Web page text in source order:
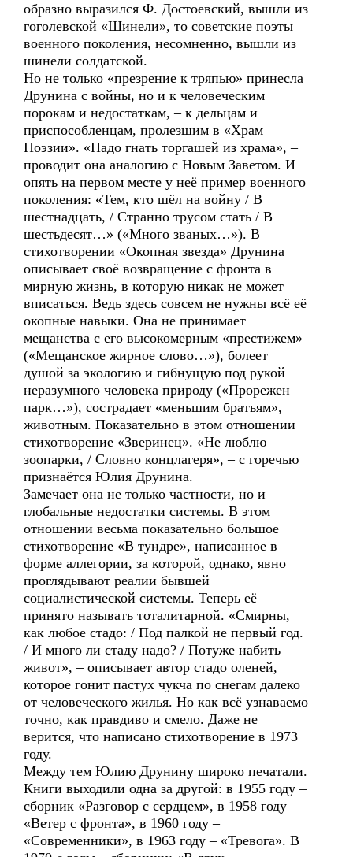
образно выразился Ф. Достоевский, вышли из
гоголевской «Шинели», то советские поэты
военного поколения, несомненно, вышли из
шинели солдатской.
Но не только «презрение к тряпью» принесла
Друнина с войны, но и к человеческим
порокам и недостаткам, – к дельцам и
приспособленцам, пролезшим в «Храм
Поэзии». «Надо гнать торгашей из храма», –
проводит она аналогию с Новым Заветом. И
опять на первом месте у неё пример военного
поколения: «Тем, кто шёл на войну / В
шестнадцать, / Странно трусом стать / В
шестьдесят…» («Много званых…»). В
стихотворении «Окопная звезда» Друнина
описывает своё возвращение с фронта в
мирную жизнь, в которую никак не может
вписаться. Ведь здесь совсем не нужны всё её
окопные навыки. Она не принимает
мещанства с его высокомерным «престижем»
(«Мещанское жирное слово…»), болеет
душой за экологию и гибнущую под рукой
неразумного человека природу («Прорежен
парк…»), сострадает «меньшим братьям»,
животным. Показательно в этом отношении
стихотворение «Зверинец». «Не люблю
зоопарки, / Словно концлагеря», – с горечью
признаётся Юлия Друнина.
Замечает она не только частности, но и
глобальные недостатки системы. В этом
отношении весьма показательно большое
стихотворение «В тундре», написанное в
форме аллегории, за которой, однако, явно
проглядывают реалии бывшей
социалистической системы. Теперь её
принято называть тоталитарной. «Смирны,
как любое стадо: / Под палкой не первый год.
/ И много ли стаду надо? / Потуже набить
живот», – описывает автор стадо оленей,
которое гонит пастух чукча по снегам далеко
от человеческого жилья. Но как всё узнаваемо
точно, как правдиво и смело. Даже не
верится, что написано стихотворение в 1973
году.
Между тем Юлию Друнину широко печатали.
Книги выходили одна за другой: в 1955 году –
сборник «Разговор с сердцем», в 1958 году –
«Ветер с фронта», в 1960 году –
«Современники», в 1963 году – «Тревога». В